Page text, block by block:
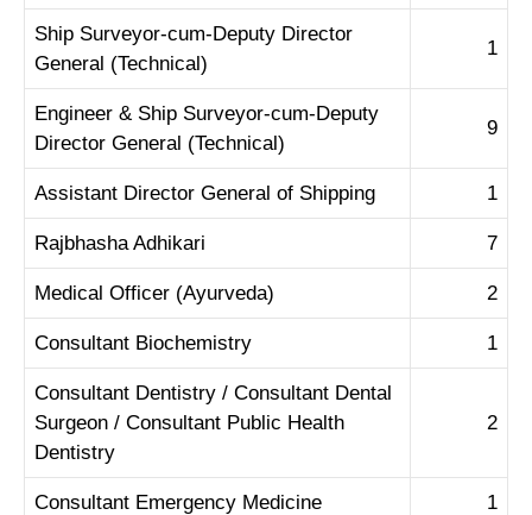
Ship Surveyor-cum-Deputy Director
General (Technical)
1
Engineer & Ship Surveyor-cum-Deputy
Director General (Technical)
9
Assistant Director General of Shipping 1
Rajbhasha Adhikari 7
Medical Officer (Ayurveda) 2
Consultant Biochemistry 1
Consultant Dentistry / Consultant Dental
Surgeon / Consultant Public Health
Dentistry
2
Consultant Emergency Medicine 1